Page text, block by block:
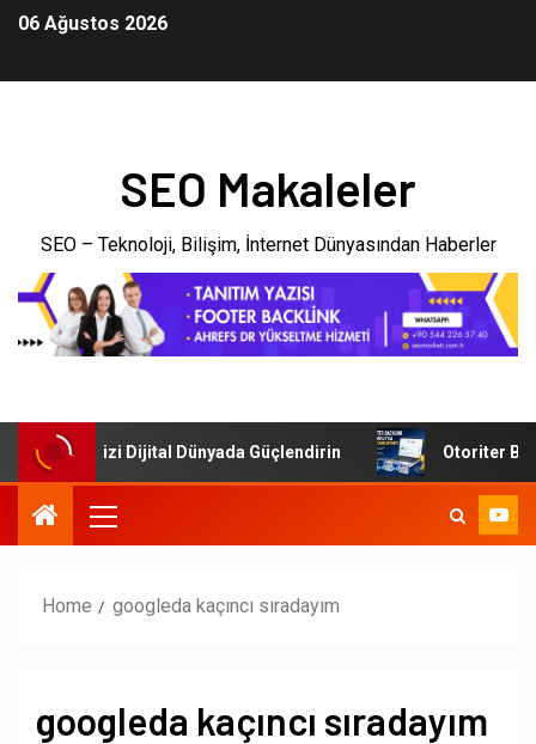
06 Ağustos 2026
SEO Makaleler
SEO – Teknoloji, Bilişim, İnternet Dünyasından Haberler
İşletmenizi Dijital Dünyada Güçlendirin Otoriter
Home googleda kaçıncı sıradayım
googleda kaçıncı sıradayım